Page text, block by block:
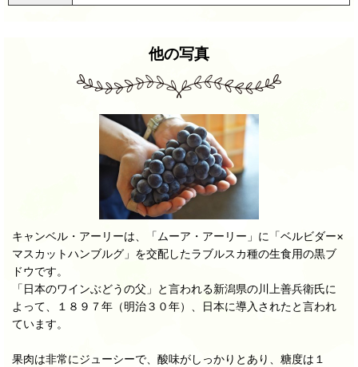
他の写真
キャンベル・アーリーは、「ムーア・アーリー」に「ベルビダー×
マスカットハンブルグ」を交配したラブルスカ種の生食用の黒ブ
ドウです。
「日本のワインぶどうの父」と言われる新潟県の川上善兵衛氏に
よって、１８９７年（明治３０年）、日本に導入されたと言われ
ています。
果肉は非常にジューシーで、酸味がしっかりとあり、糖度は１